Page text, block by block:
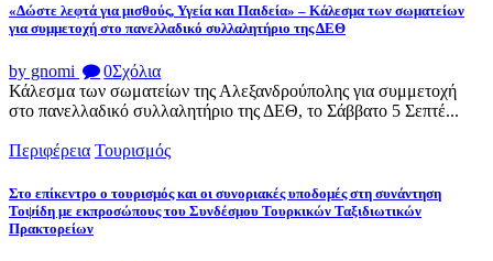
«Δώστε λεφτά για μισθούς, Υγεία και Παιδεία» – Κάλεσμα των σωματείων
για συμμετοχή στο πανελλαδικό συλλαλητήριο της ΔΕΘ
by gnomi 0Σχόλια
Κάλεσμα των σωματείων της Αλεξανδρούπολης για συμμετοχή
στο πανελλαδικό συλλαλητήριο της ΔΕΘ, το Σάββατο 5 Σεπτέ...
Περιφέρεια Τουρισμός
Στο επίκεντρο ο τουρισμός και οι συνοριακές υποδομές στη συνάντηση
Τοψίδη με εκπροσώπους του Συνδέσμου Τουρκικών Ταξιδιωτικών
Πρακτορείων